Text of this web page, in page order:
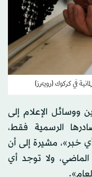
في كركوك (رويترز)
ووسائل الإعلام إلى
الرسمية فقط،
خبر»، مشيرة إلى أن
الماضي، ولا توجد أي